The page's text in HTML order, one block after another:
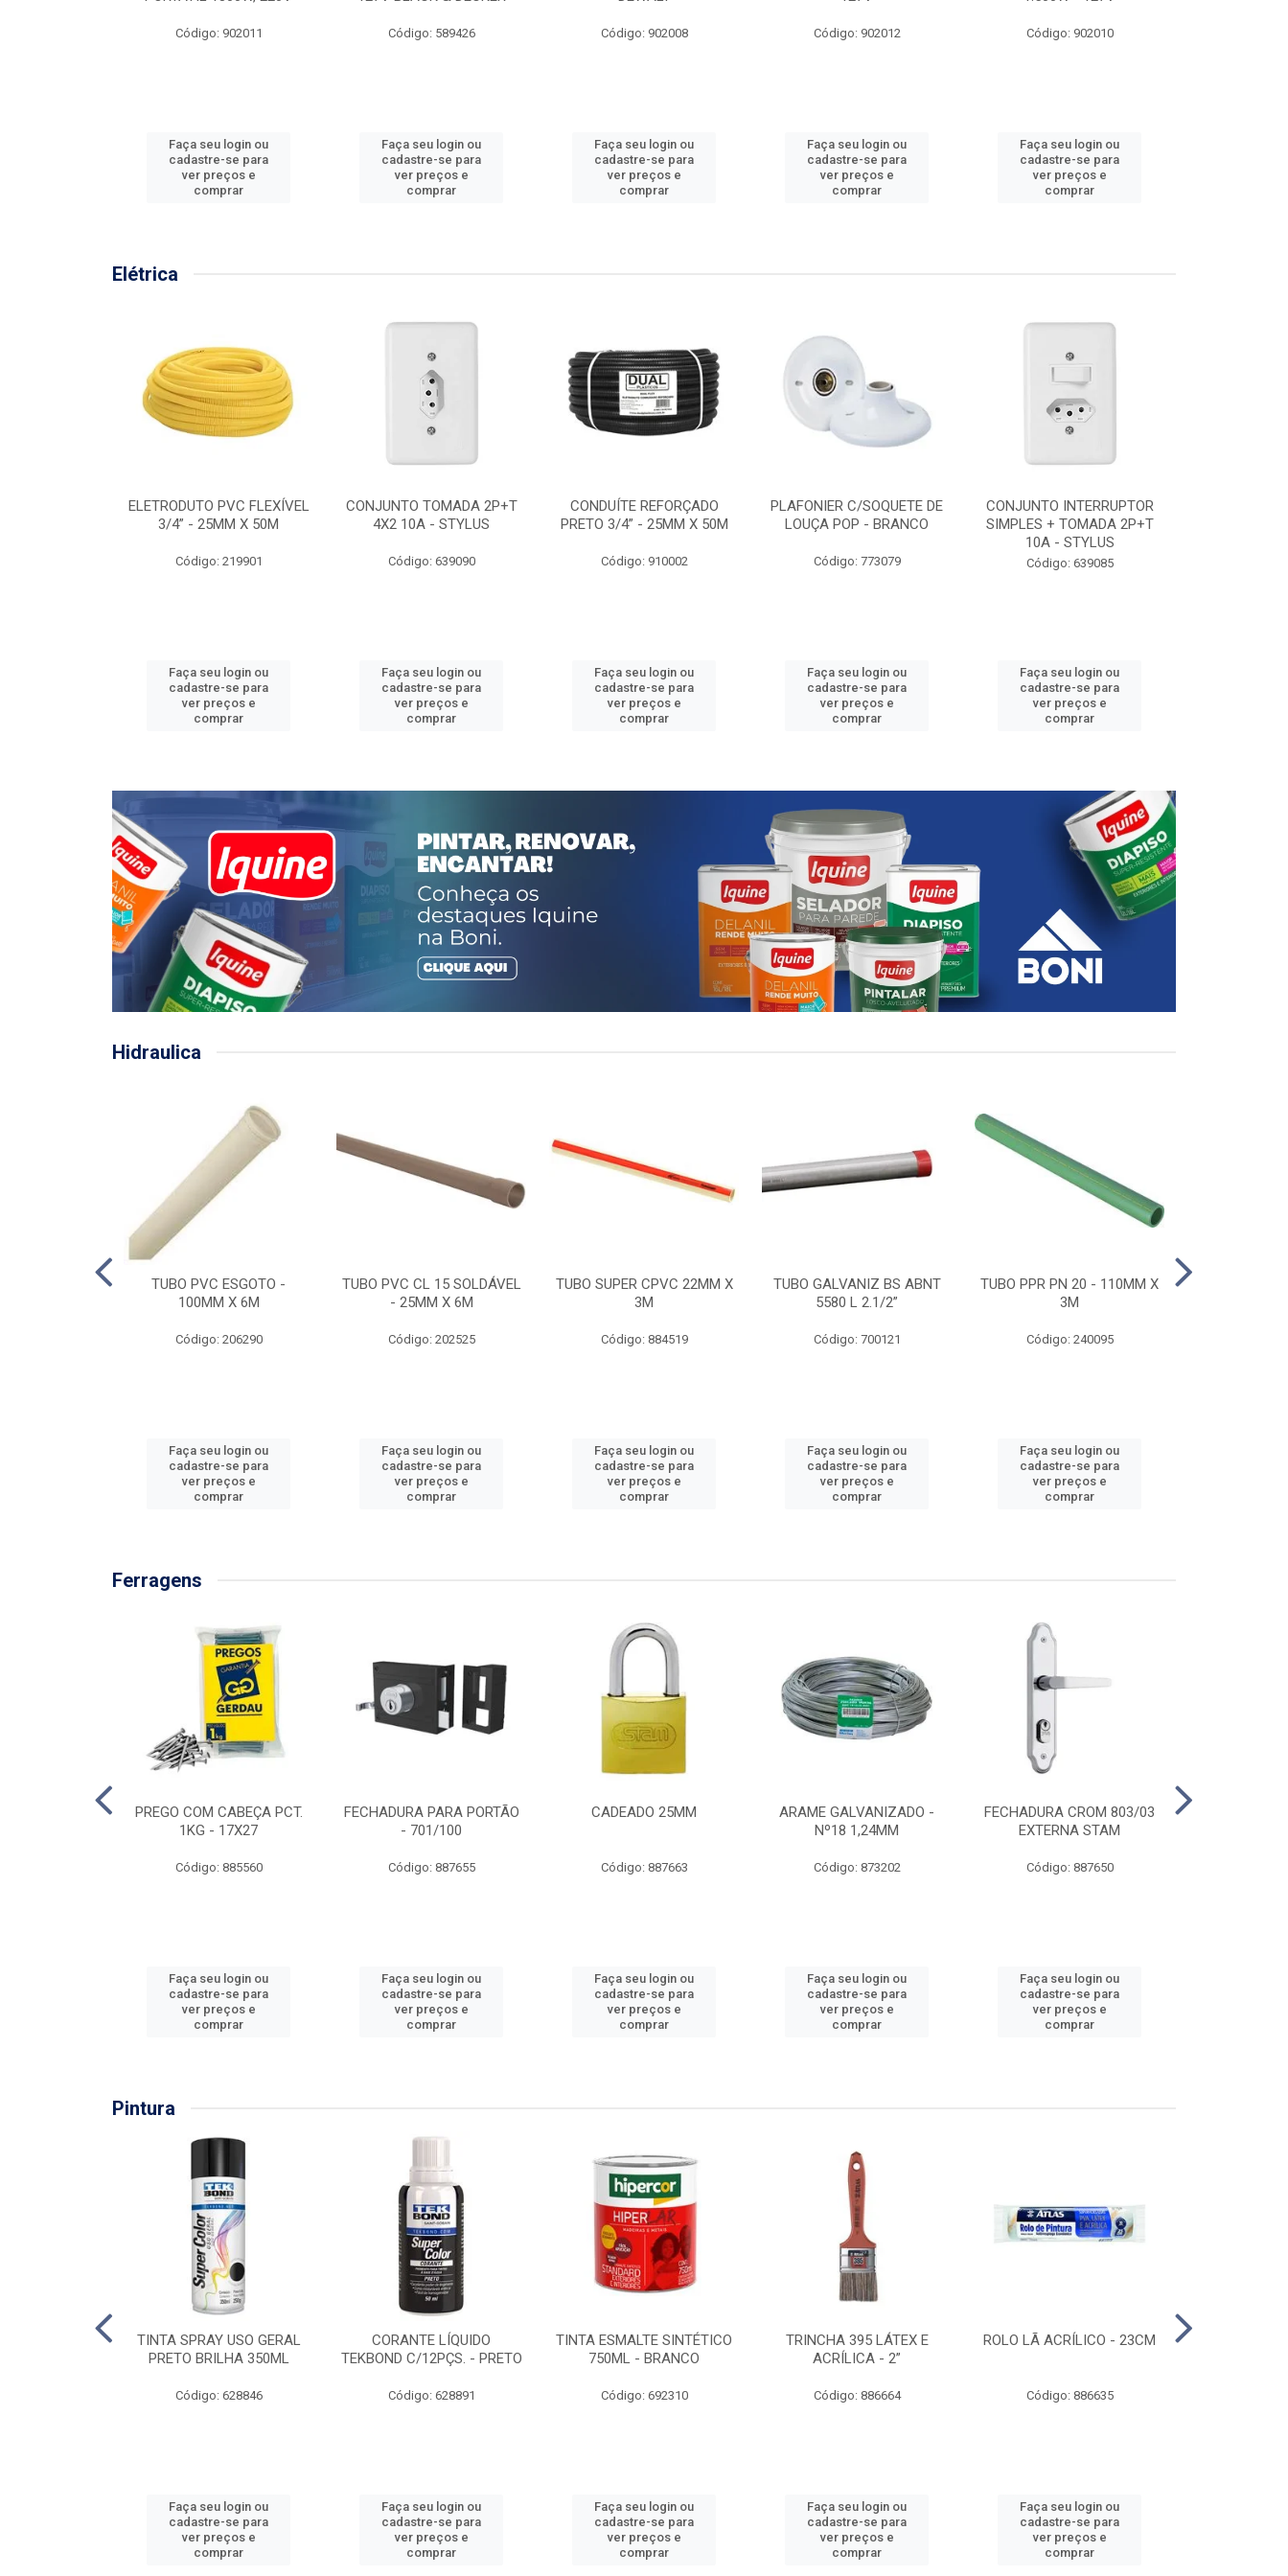
Código: 902011
Faça seu login ou
cadastre-se para
ver preços e
comprar
Código: 589426
Faça seu login ou
cadastre-se para
ver preços e
comprar
Código: 902008
Faça seu login ou
cadastre-se para
ver preços e
comprar
Código: 902012
Faça seu login ou
cadastre-se para
ver preços e
comprar
Código: 902010
Faça seu login ou
cadastre-se para
ver preços e
comprar
Elétrica
ELETRODUTO PVC FLEXÍVEL
3/4” - 25MM X 50M
Código: 219901
Faça seu login ou
cadastre-se para
ver preços e
comprar
CONJUNTO TOMADA 2P+T
4X2 10A - STYLUS
Código: 639090
Faça seu login ou
cadastre-se para
ver preços e
comprar
CONDUÍTE REFORÇADO
PRETO 3/4” - 25MM X 50M
Código: 910002
Faça seu login ou
cadastre-se para
ver preços e
comprar
PLAFONIER C/SOQUETE DE
LOUÇA POP - BRANCO
Código: 773079
Faça seu login ou
cadastre-se para
ver preços e
comprar
CONJUNTO INTERRUPTOR
SIMPLES + TOMADA 2P+T
10A - STYLUS
Código: 639085
Faça seu login ou
cadastre-se para
ver preços e
comprar
Hidraulica
TUBO PVC ESGOTO -
100MM X 6M
Código: 206290
Faça seu login ou
cadastre-se para
ver preços e
comprar
TUBO PVC CL 15 SOLDÁVEL
- 25MM X 6M
Código: 202525
Faça seu login ou
cadastre-se para
ver preços e
comprar
TUBO SUPER CPVC 22MM X
3M
Código: 884519
Faça seu login ou
cadastre-se para
ver preços e
comprar
TUBO GALVANIZ BS ABNT
5580 L 2.1/2”
Código: 700121
Faça seu login ou
cadastre-se para
ver preços e
comprar
TUBO PPR PN 20 - 110MM X
3M
Código: 240095
Faça seu login ou
cadastre-se para
ver preços e
comprar
Ferragens
PREGO COM CABEÇA PCT.
1KG - 17X27
Código: 885560
Faça seu login ou
cadastre-se para
ver preços e
comprar
FECHADURA PARA PORTÃO
- 701/100
Código: 887655
Faça seu login ou
cadastre-se para
ver preços e
comprar
CADEADO 25MM
Código: 887663
Faça seu login ou
cadastre-se para
ver preços e
comprar
ARAME GALVANIZADO -
Nº18 1,24MM
Código: 873202
Faça seu login ou
cadastre-se para
ver preços e
comprar
FECHADURA CROM 803/03
EXTERNA STAM
Código: 887650
Faça seu login ou
cadastre-se para
ver preços e
comprar
Pintura
TINTA SPRAY USO GERAL
PRETO BRILHA 350ML
Código: 628846
Faça seu login ou
cadastre-se para
ver preços e
comprar
CORANTE LÍQUIDO
TEKBOND C/12PÇS. - PRETO
Código: 628891
Faça seu login ou
cadastre-se para
ver preços e
comprar
TINTA ESMALTE SINTÉTICO
750ML - BRANCO
Código: 692310
Faça seu login ou
cadastre-se para
ver preços e
comprar
TRINCHA 395 LÁTEX E
ACRÍLICA - 2”
Código: 886664
Faça seu login ou
cadastre-se para
ver preços e
comprar
ROLO LÃ ACRÍLICO - 23CM
Código: 886635
Faça seu login ou
cadastre-se para
ver preços e
comprar